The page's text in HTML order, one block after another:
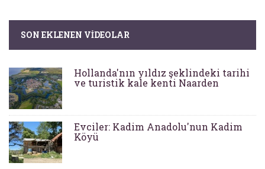
SON EKLENEN VIDEOLAR
Hollanda'nın yıldız şeklindeki tarihi
ve turistik kale kenti Naarden
Evciler: Kadim Anadolu'nun Kadim
Köyü